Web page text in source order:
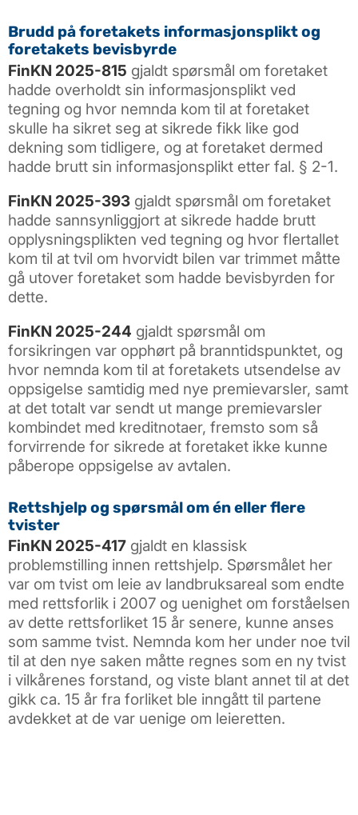
Brudd på foretakets informasjonsplikt og
foretakets bevisbyrde
FinKN 2025-815 gjaldt spørsmål om foretaket
hadde overholdt sin informasjonsplikt ved
tegning og hvor nemnda kom til at foretaket
skulle ha sikret seg at sikrede fikk like god
dekning som tidligere, og at foretaket dermed
hadde brutt sin informasjonsplikt etter fal. § 2-1.
FinKN 2025-393 gjaldt spørsmål om foretaket
hadde sannsynliggjort at sikrede hadde brutt
opplysningsplikten ved tegning og hvor flertallet
kom til at tvil om hvorvidt bilen var trimmet måtte
gå utover foretaket som hadde bevisbyrden for
dette.
FinKN 2025-244 gjaldt spørsmål om
forsikringen var opphørt på branntidspunktet, og
hvor nemnda kom til at foretakets utsendelse av
oppsigelse samtidig med nye premievarsler, samt
at det totalt var sendt ut mange premievarsler
kombindet med kreditnotaer, fremsto som så
forvirrende for sikrede at foretaket ikke kunne
påberope oppsigelse av avtalen.
Rettshjelp og spørsmål om én eller flere
tvister
FinKN 2025-417 gjaldt en klassisk
problemstilling innen rettshjelp. Spørsmålet her
var om tvist om leie av landbruksareal som endte
med rettsforlik i 2007 og uenighet om forståelsen
av dette rettsforliket 15 år senere, kunne anses
som samme tvist. Nemnda kom her under noe tvil
til at den nye saken måtte regnes som en ny tvist
i vilkårenes forstand, og viste blant annet til at det
gikk ca. 15 år fra forliket ble inngått til partene
avdekket at de var uenige om leieretten.